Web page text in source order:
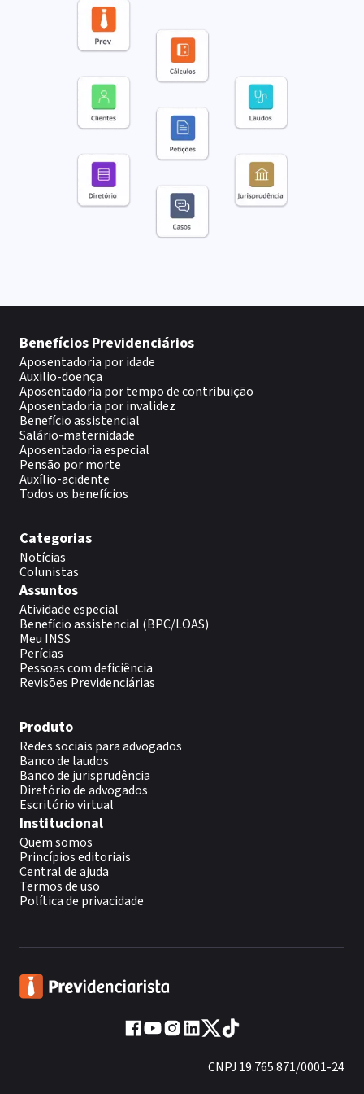
Benefícios Previdenciários
Aposentadoria por idade
Auxilio-doença
Aposentadoria por tempo de contribuição
Aposentadoria por invalidez
Benefício assistencial
Salário-maternidade
Aposentadoria especial
Pensão por morte
Auxílio-acidente
Todos os benefícios
Categorias
Notícias
Colunistas
Assuntos
Atividade especial
Benefício assistencial (BPC/LOAS)
Meu INSS
Perícias
Pessoas com deficiência
Revisões Previdenciárias
Produto
Redes sociais para advogados
Banco de laudos
Banco de jurisprudência
Diretório de advogados
Escritório virtual
Institucional
Quem somos
Princípios editoriais
Central de ajuda
Termos de uso
Política de privacidade
CNPJ 19.765.871/0001-24